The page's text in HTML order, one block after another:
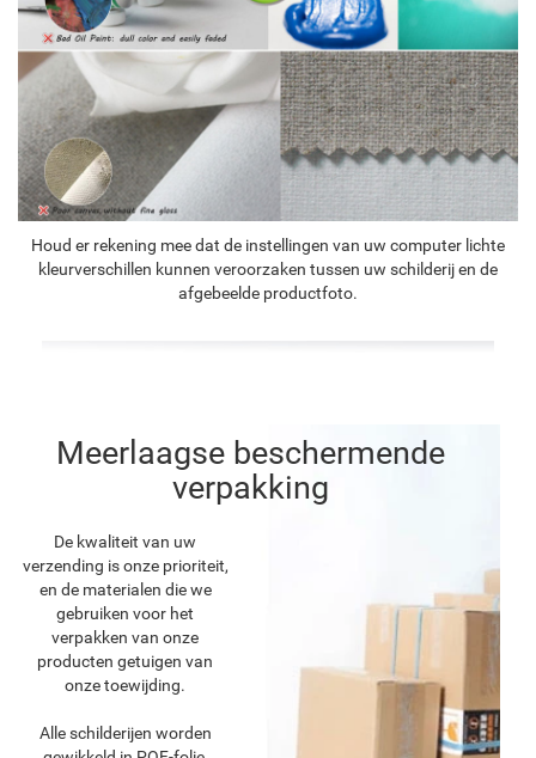
Houd er rekening mee dat de instellingen van uw computer lichte
kleurverschillen kunnen veroorzaken tussen uw schilderij en de
afgebeelde productfoto.
Meerlaagse beschermende
verpakking
De kwaliteit van uw
verzending is onze prioriteit,
en de materialen die we
gebruiken voor het
verpakken van onze
producten getuigen van
onze toewijding.
Alle schilderijen worden